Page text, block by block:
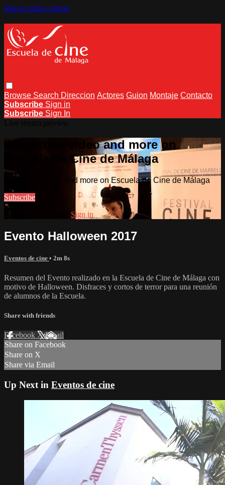
Skip to main content
Browse Search Direccion Actores Guion Montaje Contacto
Subscribe Sign in
Subscribe Sign In
Watch this video and more on
Escuela de Cine de Málaga
Watch this video and more on Escuela de Cine de Málaga
Subscribe
Sign in
Evento Halloween 2017
Eventos de cine • 2m 8s
Resumen del Evento realizado en la Escuela de Cine de Málaga con
motivo de Halloween. Disfraces y cortos de terror para una reunión
de alumnos de la Escuela.
Share with friends
Facebook XEmail
Share on Facebook
Share on X
Share via Email
Up Next in Eventos de cine